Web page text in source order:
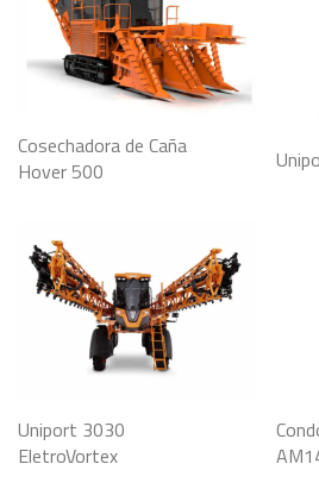
Cosechadora de Caña
Hover 500
Uniport 3030
EletroVortex